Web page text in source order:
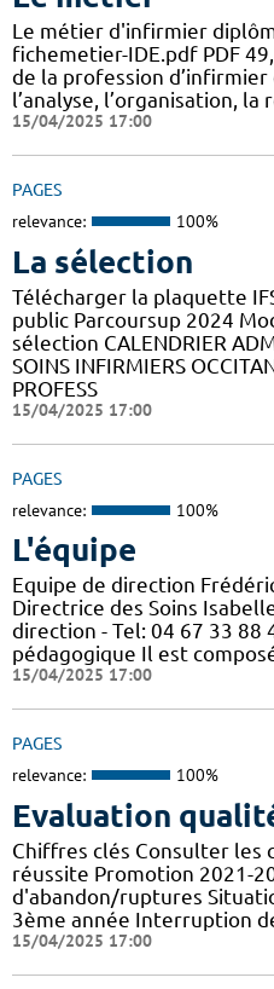
Le métier d'infirmier
fichemetier-IDE.pdf PDF
de la profession
l’analyse, l’organisation, la
15/04/2025 17:00
PAGES
relevance: 100%
La sélection
Télécharger la plaquette
public Parcoursup 2024
sélection CALENDRIER
SOINS INFIRMIERS
PROFESS
15/04/2025 17:00
PAGES
relevance: 100%
L'équipe
Equipe de direction
Directrice des Soins
direction - Tel: 04 67 33 88
pédagogique Il est
15/04/2025 17:00
PAGES
relevance: 100%
Evaluation
Chiffres clés Consulter les
réussite Promotion 2021-
d'abandon/ruptures
3ème année Interruption
15/04/2025 17:00